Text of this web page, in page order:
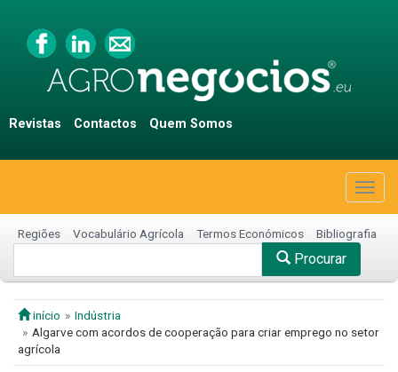
Revistas Contactos Quem Somos
Regiões Vocabulário Agrícola Termos Económicos Bibliografia
Procurar
início
Indústria
Algarve com acordos de cooperação para criar emprego no setor
agrícola